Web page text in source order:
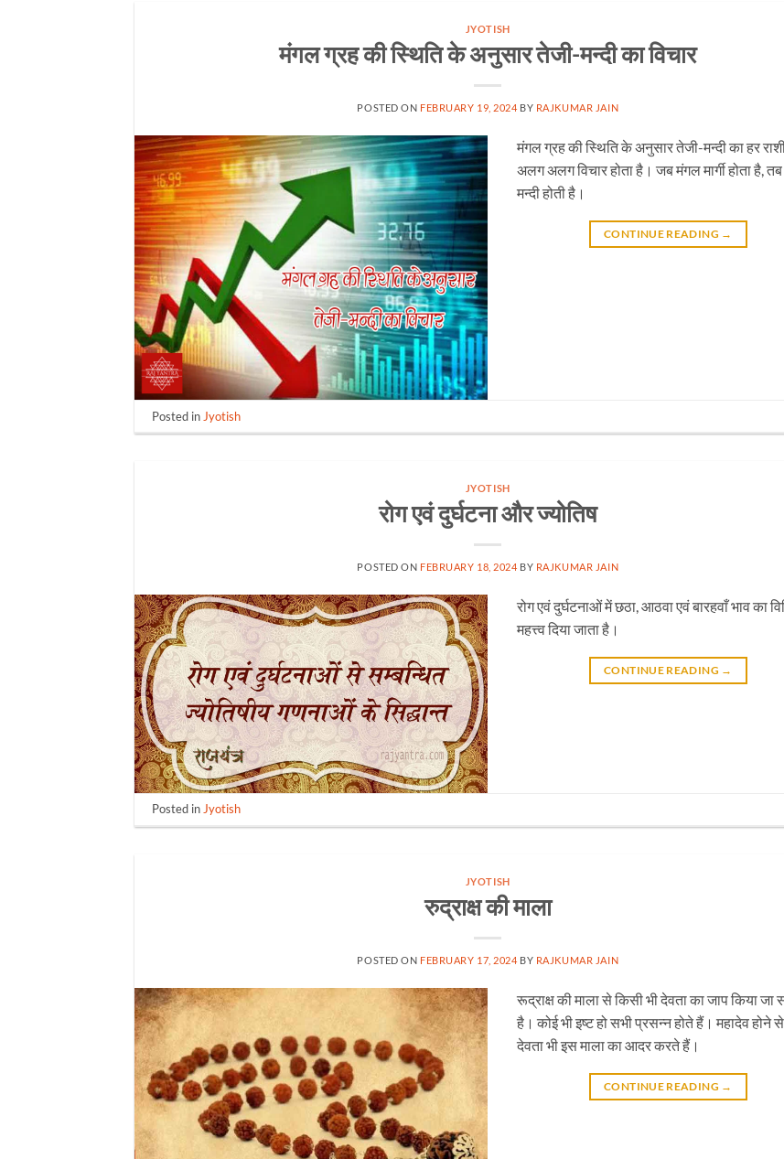
JYOTISH
मंगल ग्रह की स्थिति के अनुसार तेजी-मन्दी का विचार
POSTED ON FEBRUARY 19, 2024 BY RAJKUMAR JAIN
मंगल ग्रह की स्थिति के अनुसार तेजी-मन्दी का हर
अलग अलग विचार होता है। जब मंगल मार्गी होता है,
मन्दी होती है।
CONTINUE READING →
Posted in Jyotish
JYOTISH
रोग एवं दुर्घटना और ज्योतिष
POSTED ON FEBRUARY 18, 2024 BY RAJKUMAR JAIN
रोग एवं दुर्घटनाओं में छठा, आठवा एवं बारहवाँ भाव का
महत्त्व दिया जाता है।
CONTINUE READING →
Posted inJyotish
JYOTISH
रुद्राक्ष की माला
POSTED ON FEBRUARY 17, 2024 BY RAJKUMAR JAIN
रूद्राक्ष की माला से किसी भी देवता का जाप किया जा
है। कोई भी इष्ट हो सभी प्रसन्न होते हैं। महादेव होने
देवता भी इस माला का आदर करते हैं।
CONTINUE READING →